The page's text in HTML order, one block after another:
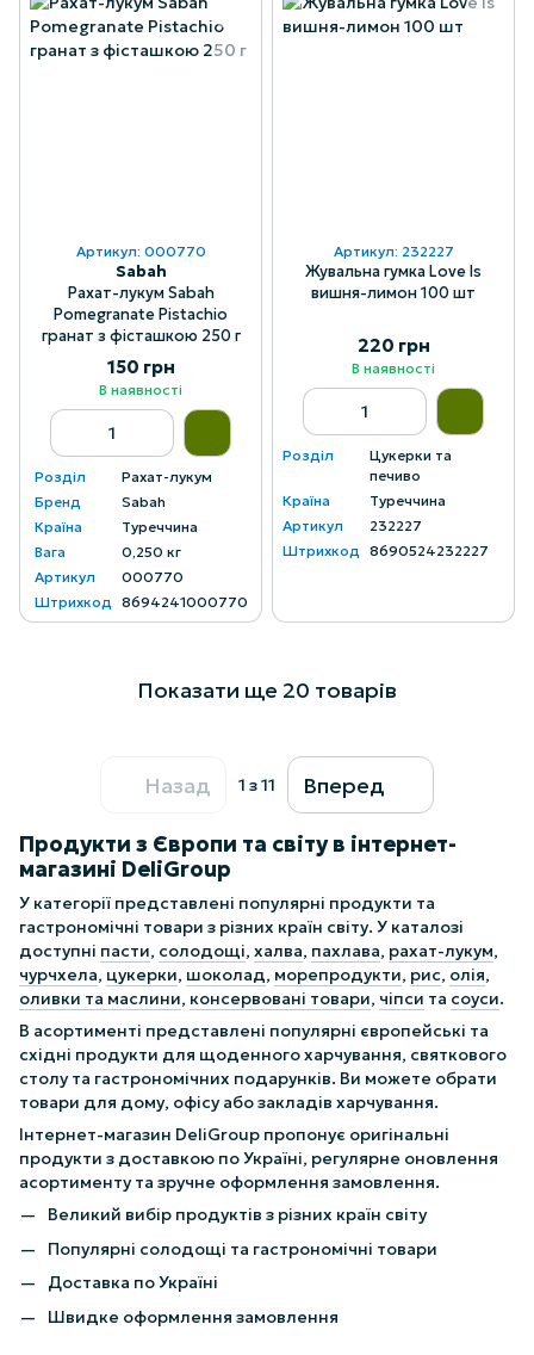
Артикул: 000770
Sabah
Рахат-лукум Sabah
Pomegranate Pistachio
гранат з фісташкою 250 г
150 грн
В наявності
Розділ
Рахат-лукум
Бренд
Sabah
Країна
Туреччина
Вага
0,250 кг
Артикул
000770
Штрихкод 8694241000770
Артикул: 232227
Жувальна гумка Love Is
вишня-лимон 100 шт
220 грн
В наявності
Розділ
Цукерки та
печиво
Країна
Туреччина
Артикул
232227
Штрихкод 8690524232227
Показати ще 20 товарів
Назад 1 з 11 Вперед
Продукти з Європи та світу в інтернет-
магазині DeliGroup
У категорії представлені популярні продукти та
гастрономічні товари з різних країн світу. У каталозі
доступні пасти, солодощі, халва, пахлава, рахат-лукум,
чурчхела, цукерки, шоколад, морепродукти, рис, олія,
оливки та маслини, консервовані товари, чіпси та соуси.
В асортименті представлені популярні європейські та
східні продукти для щоденного харчування, святкового
столу та гастрономічних подарунків. Ви можете обрати
товари для дому, офісу або закладів харчування.
Інтернет-магазин DeliGroup пропонує оригінальні
продукти з доставкою по Україні, регулярне оновлення
асортименту та зручне оформлення замовлення.
Великий вибір продуктів з різних країн світу
Популярні солодощі та гастрономічні товари
Доставка по Україні
Швидке оформлення замовлення